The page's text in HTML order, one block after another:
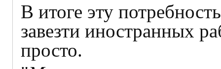
В итоге эту
завезти иностранных
просто.